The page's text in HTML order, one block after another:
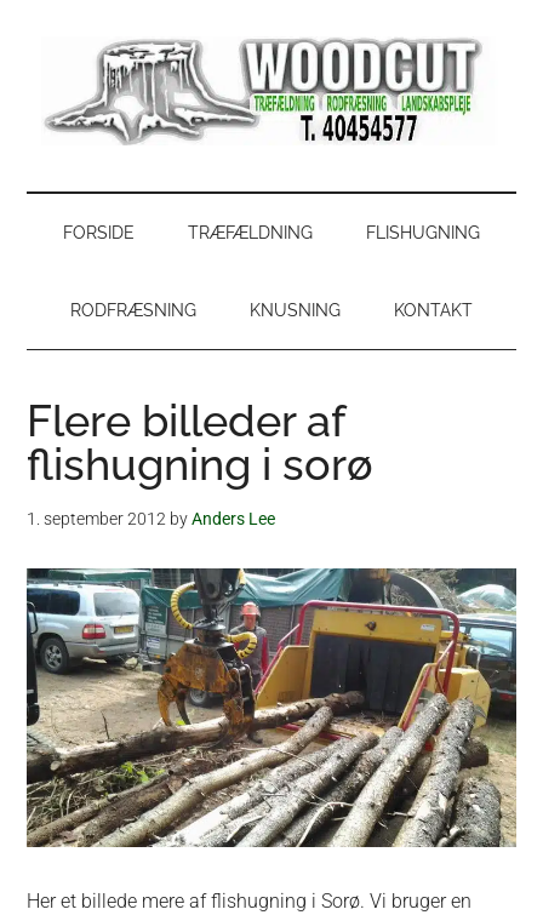
primær
footer
WoodCut
park
FORSIDE TRÆFÆLDNING FLISHUGNING
RODFRÆSNING KNUSNING KONTAKT
Flere billeder af
flishugning i sorø
1. september 2012 byAnders Lee
Her et billede mere af flishugning i Sorø. Vi bruger en